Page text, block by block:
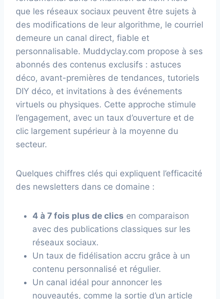
que les réseaux sociaux peuvent être sujets à
des modifications de leur algorithme, le courriel
demeure un canal direct, fiable et
personnalisable. Muddyclay.com propose à ses
abonnés des contenus exclusifs : astuces
déco, avant-premières de tendances, tutoriels
DIY déco, et invitations à des événements
virtuels ou physiques. Cette approche stimule
l’engagement, avec un taux d’ouverture et de
clic largement supérieur à la moyenne du
secteur.
Quelques chiffres clés qui expliquent l’efficacité
des newsletters dans ce domaine :
4 à 7 fois plus de clics en comparaison
avec des publications classiques sur les
réseaux sociaux.
Un taux de fidélisation accru grâce à un
contenu personnalisé et régulier.
Un canal idéal pour annoncer les
nouveautés, comme la sortie d’un article